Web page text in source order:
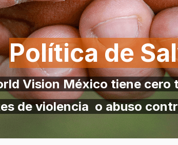
Política de
Vision México tiene cero
de violencia o abuso